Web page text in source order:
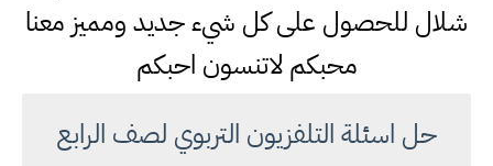
شلال للحصول على كل شيء جديد ومميز معنا
محبكم لاتنسون احبكم
حل اسئلة التلفزيون التربوي لصف الرابع